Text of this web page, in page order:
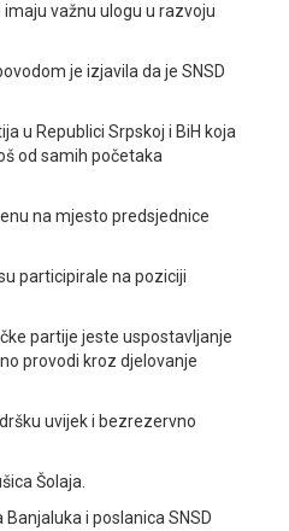
važnu ulogu u razvoju
je izjavila da je SNSD
u Republici Srpskoj i BiH koja
od samih početaka
na mjesto predsjednice
participirale na poziciji
partije jeste uspostavljanje
provodi kroz djelovanje
uvijek i bezrezervno
Šolaja.
i poslanica SNSD